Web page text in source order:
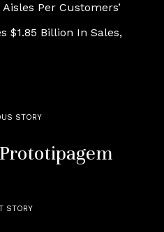
Per Customers’
$1.85 Billion In Sales,
STORY
STORY